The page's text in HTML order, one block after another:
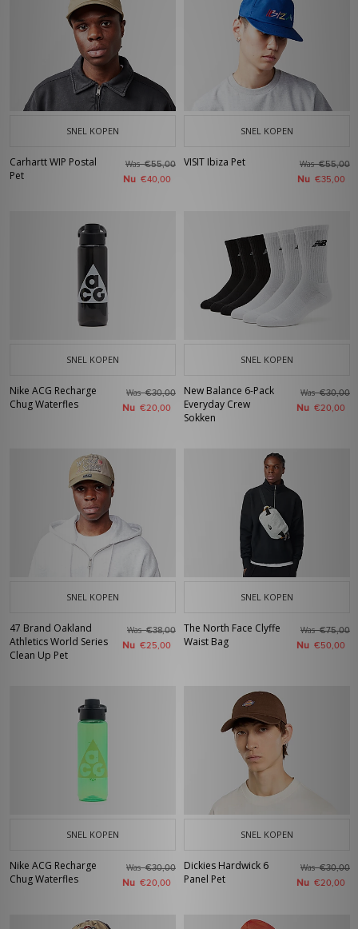
SNEL KOPEN
Carhartt WIP Postal
Pet
Was€55,00
Nu €40,00
SNEL KOPEN
VISIT Ibiza Pet Was€55,00
Nu €35,00
SNEL KOPEN
Nike ACG Recharge
Chug Waterfles
Was€30,00
Nu €20,00
SNEL KOPEN
New Balance 6-Pack
Everyday Crew
Sokken
Was€30,00
Nu €20,00
SNEL KOPEN
47 Brand Oakland
Athletics World Series
Clean Up Pet
Was€38,00
Nu €25,00
SNEL KOPEN
The North Face Clyffe
Waist Bag
Was€75,00
Nu €50,00
SNEL KOPEN
Nike ACG Recharge
Chug Waterfles
Was€30,00
Nu €20,00
SNEL KOPEN
Dickies Hardwick 6
Panel Pet
Was€30,00
Nu €20,00